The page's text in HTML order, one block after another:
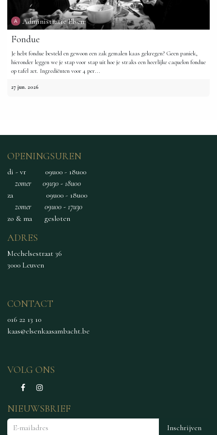
Administratie Elsen
Fondue
Je hebt fondue besteld en gewoon een zak gemalen kaas gekregen? Geen paniek,
hieronder leggen we je stap voor stap uit hoe je straks een heerlijke caquelon fondue
op tafel zet. Ingrediënten voor 4 per...
27 jun. 2026
OPENINGSUREN
di - vr
09u00 - 18u00
zomer 09u30 - 18u00
za
​ ​09u00 - 18u00
zomer 09u00 - 17u30
zo & ma
​gesloten
ADRES
Mechelsestraat 36
3000 Leuven
CONTACT
016 22 13 10
kaas@elsenkaasambacht.be
VOLG ONS
NIEUWSBRIEF
Inschrijven